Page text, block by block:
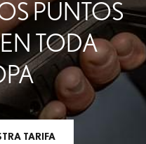
PUNTOS
TODA
TARIFA